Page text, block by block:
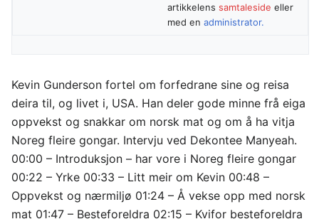
artikkelens samtaleside eller
med en administrator.
Kevin Gunderson fortel om forfedrane sine og reisa
deira til, og livet i, USA. Han deler gode minne frå eiga
oppvekst og snakkar om norsk mat og om å ha vitja
Noreg fleire gongar. Intervju ved Dekontee Manyeah.
00:00 – Introduksjon – har vore i Noreg fleire gongar
00:22 – Yrke 00:33 – Litt meir om Kevin 00:48 –
Oppvekst og nærmiljø 01:24 – Å vekse opp med norsk
mat 01:47 – Besteforeldra 02:15 – Kvifor besteforeldra